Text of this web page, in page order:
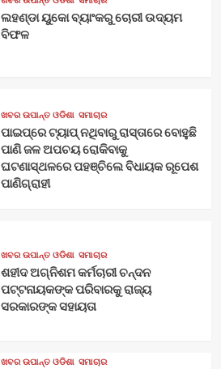
ଲହଣ୍ଡା ୟୁକୋ ବ୍ୟାଂକରୁ ଚୋରୀ ଉଦ୍ୟମ
ବିଫଳ
ଖବର ଉପାନ୍ତ ଓଡିଶା ସମାଚାର
ପାଇପ୍‌ରେ ଟ୍ୟାପ୍‌ ନଥିବାରୁ ରାସ୍ତାରେ ବୋହୁଛି
ପାଣି ଜଳ ଅପଚୟ ରୋକିବାକୁ
ଘଟଣାସ୍ଥଳରେ ପହଞ୍ଚିଲେ ବିଧାୟକ ରୂପେଶ
ପାଣିଗ୍ରାହୀ
ଖବର ଉପାନ୍ତ ଓଡିଶା ସମାଚାର
ଶହୀଦ ଅଗ୍ନିଶମ କର୍ମଚାରୀ ଚନ୍ଦନ
ପଟ୍ଟନାୟକଙ୍କ ପରିବାରକୁ ରାଜ୍ୟ
ସରକାରଙ୍କ ସହାୟତା
ଖବର ଉପାନ୍ତ ଓଡିଶା ସମାଚାର